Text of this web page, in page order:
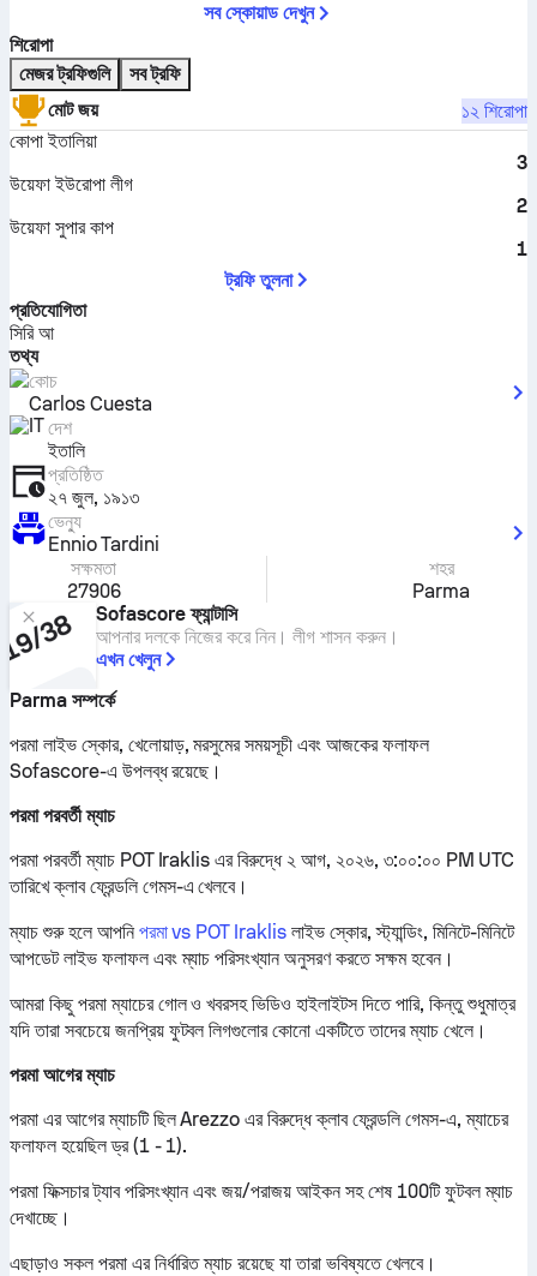
সব স্কোয়াড দেখুন
শিরোপা
মেজর ট্রফিগুলি
সব ট্রফি
মোট জয়
১২ শিরোপা
কোপা ইতালিয়া
3
উয়েফা ইউরোপা লীগ
2
উয়েফা সুপার কাপ
1
ট্রফি তুলনা
প্রতিযোগিতা
সিরি আ
তথ্য
কোচ
Carlos Cuesta
দেশ
ইতালি
প্রতিষ্ঠিত
২৭ জুল, ১৯১৩
ভেন্যু
Ennio Tardini
সক্ষমতা
27906
শহর
Parma
Sofascore ফ্যান্টাসি
আপনার দলকে নিজের করে নিন। লীগ শাসন করুন।
এখন খেলুন
Parma সম্পর্কে
পরমা লাইভ স্কোর, খেলোয়াড়, মরসুমের সময়সূচী এবং আজকের ফলাফল
Sofascore-এ উপলব্ধ রয়েছে।
পরমা পরবর্তী ম্যাচ
পরমা পরবর্তী ম্যাচ POT Iraklis এর বিরুদ্ধে ২ আগ, ২০২৬, ৩:০০:০০ PM UTC
তারিখে ক্লাব ফ্রেন্ডলি গেমস-এ খেলবে।
ম্যাচ শুরু হলে আপনি পরমা vs POT Iraklis লাইভ স্কোর, স্ট্যান্ডিং, মিনিটে-মিনিটে
আপডেট লাইভ ফলাফল এবং ম্যাচ পরিসংখ্যান অনুসরণ করতে সক্ষম হবেন।
আমরা কিছু পরমা ম্যাচের গোল ও খবরসহ ভিডিও হাইলাইটস দিতে পারি, কিন্তু শুধুমাত্র
যদি তারা সবচেয়ে জনপ্রিয় ফুটবল লিগগুলোর কোনো একটিতে তাদের ম্যাচ খেলে।
পরমা আগের ম্যাচ
পরমা এর আগের ম্যাচটি ছিল Arezzo এর বিরুদ্ধে ক্লাব ফ্রেন্ডলি গেমস-এ, ম্যাচের
ফলাফল হয়েছিল ড্র (1 - 1).
পরমা ফিক্সচার ট্যাব পরিসংখ্যান এবং জয়/পরাজয় আইকন সহ শেষ 100টি ফুটবল ম্যাচ
দেখাচ্ছে।
এছাড়াও সকল পরমা এর নির্ধারিত ম্যাচ রয়েছে যা তারা ভবিষ্যতে খেলবে।